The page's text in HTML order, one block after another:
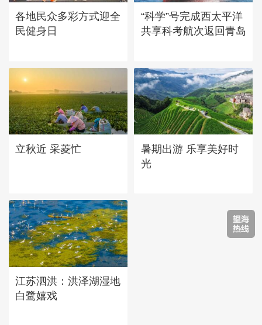
各地民众多彩方式迎全
民健身日
“科学”号完成西太平洋
共享科考航次返回青岛
立秋近 采菱忙
暑期出游 乐享美好时
光
江苏泗洪：洪泽湖湿地
白鹭嬉戏